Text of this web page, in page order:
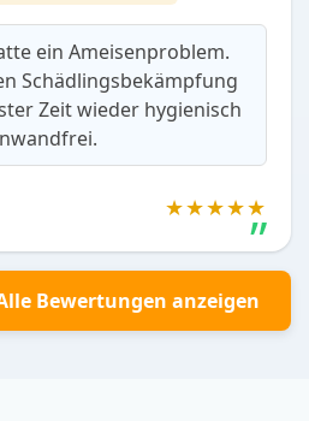
ein Ameisenproblem.
Schädlingsbekämpfung
Zeit wieder hygienisch
★★★★★
Bewertungen anzeigen